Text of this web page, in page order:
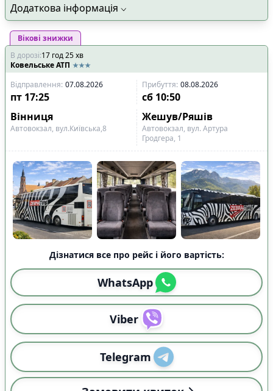
Додаткова інформація
Вікові знижки
В дорозі:17 год25хв
Ковельське АТП
Відправлення: 07.08.2026 Прибуття: 08.08.2026
пт 17:25 сб 10:50
Вінниця
Жешув/Ряшів
Автовокзал, вул.Київська,8
Автовокзал, вул. Артура
Гродгера, 1
Дізнатися все про рейс і його вартість:
WhatsApp
Viber
Telegram